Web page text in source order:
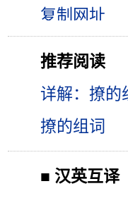
推荐阅读
详解：撩的
撩的组词
■ 汉英互译